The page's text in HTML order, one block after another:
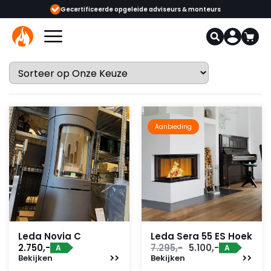
Gecertificeerde opgeleide adviseurs & monteurs
Leda Novia C
2.750,- A
Bekijken
Aanbieding
Leda Sera 55 ES Hoek
7.295,- Oorspronkelijke
5.100,- Huidige
A
Bekijken